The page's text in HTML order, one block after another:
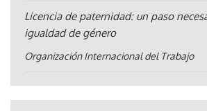
Licencia de paternidad: un paso
igualdad de género
Organización Internacional del Trabajo